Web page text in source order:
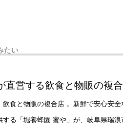
たい
直営する飲食と物販の複
食と物販の複合店 。新鮮で安心安
る「堀養蜂園 蜜や」が、岐阜県瑞